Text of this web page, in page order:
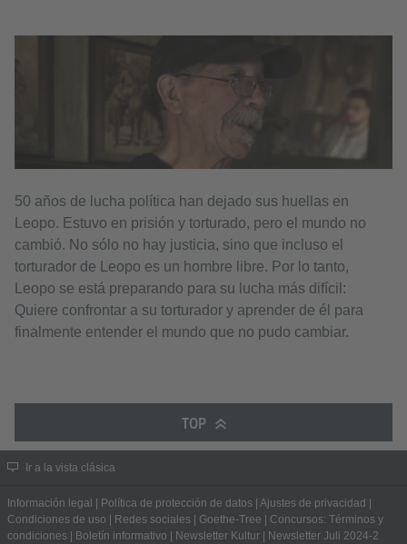
50 años de lucha política han dejado sus huellas en
Leopo. Estuvo en prisión y torturado, pero el mundo no
cambió. No sólo no hay justicia, sino que incluso el
torturador de Leopo es un hombre libre. Por lo tanto,
Leopo se está preparando para su lucha más difícil:
Quiere confrontar a su torturador y aprender de él para
finalmente entender el mundo que no pudo cambiar.
TOP
Ir a la vista clásica
Información legal Política de protección de datos Ajustes de privacidad
Condiciones de uso
Redes sociales Goethe-Tree
Concursos: Términos y
condiciones
Boletín informativo Newsletter Kultur Newsletter Juli 2024-2